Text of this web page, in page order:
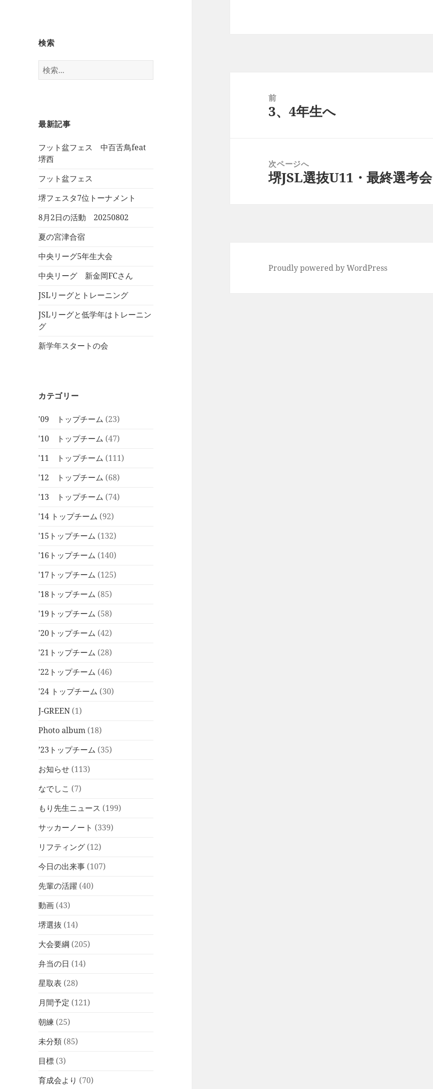
検索
検
索:
最新記事
フット盆フェス 中百舌鳥feat
堺西
フット盆フェス
堺フェスタ7位トーナメント
8月2日の活動 20250802
夏の宮津合宿
中央リーグ5年生大会
中央リーグ 新金岡FCさん
JSLリーグとトレーニング
JSLリーグと低学年はトレーニン
グ
新学年スタートの会
カテゴリー
'09 トップチーム (23)
'10 トップチーム (47)
'11 トップチーム (111)
'12 トップチーム (68)
'13 トップチーム (74)
'14 トップチーム (92)
'15トップチーム (132)
'16トップチーム (140)
'17トップチーム (125)
'18トップチーム (85)
'19トップチーム (58)
'20トップチーム (42)
'21トップチーム (28)
'22トップチーム (46)
'24 トップチーム (30)
J-GREEN (1)
Photo album (18)
’23トップチーム (35)
お知らせ (113)
なでしこ (7)
もり先生ニュース (199)
サッカーノート (339)
リフティング (12)
今日の出来事 (107)
先輩の活躍 (40)
動画 (43)
堺選抜 (14)
大会要綱 (205)
弁当の日 (14)
星取表 (28)
月間予定 (121)
朝練 (25)
未分類 (85)
目標 (3)
育成会より (70)
前
前
3、4年生へ
次ページへ
次
堺JSL選抜U11・最終選考会
Proudly powered by WordPress